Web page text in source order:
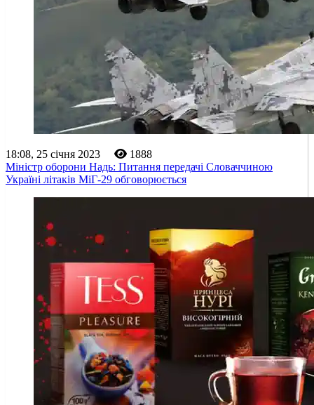
18:08, 25 січня 2023
1888
Міністр оборони Надь: Питання передачі Словаччиною
Україні літаків МіГ-29 обговорюється